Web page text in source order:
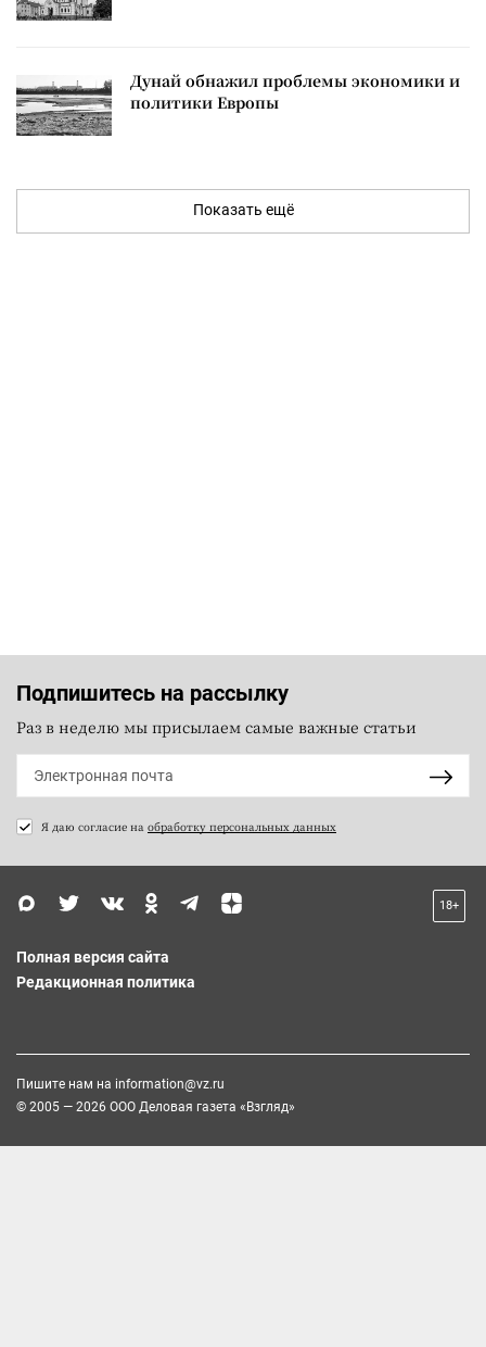
Дунай обнажил проблемы экономики и
политики Европы
Показать ещё
Подпишитесь на рассылку
Раз в неделю мы присылаем самые важные статьи
Я даю согласие на обработку персональных данных
18+
Полная версия сайта
Редакционная политика
Пишите нам на information@vz.ru
© 2005 — 2026 ООО Деловая газета «Взгляд»